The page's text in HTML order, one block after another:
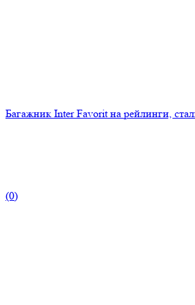
Багажник Inter Favorit на рейлинги,
(0)